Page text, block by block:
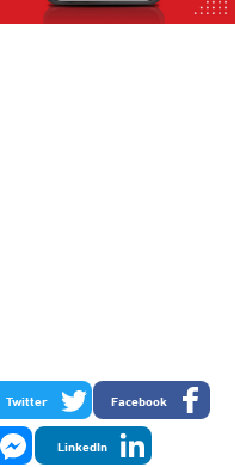
Facebook
Twitter
LinkedIn